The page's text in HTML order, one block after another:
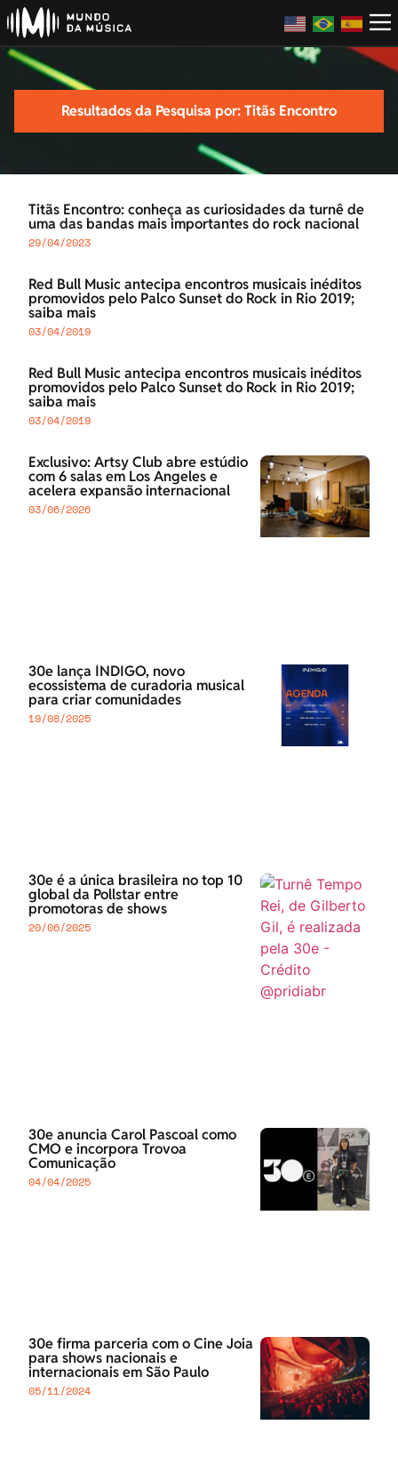
Resultados da Pesquisa por: Titãs Encontro
Titãs Encontro: conheça as curiosidades da turnê de
uma das bandas mais importantes do rock nacional
29/04/2023
Red Bull Music antecipa encontros musicais inéditos
promovidos pelo Palco Sunset do Rock in Rio 2019;
saiba mais
03/04/2019
Red Bull Music antecipa encontros musicais inéditos
promovidos pelo Palco Sunset do Rock in Rio 2019;
saiba mais
03/04/2019
Exclusivo: Artsy Club abre estúdio
com 6 salas em Los Angeles e
acelera expansão internacional
03/06/2026
30e lança ÍNDIGO, novo
ecossistema de curadoria musical
para criar comunidades
19/08/2025
30e é a única brasileira no top 10
global da Pollstar entre
promotoras de shows
20/06/2025
30e anuncia Carol Pascoal como
CMO e incorpora Trovoa
Comunicação
04/04/2025
30e firma parceria com o Cine Joia
para shows nacionais e
internacionais em São Paulo
05/11/2024